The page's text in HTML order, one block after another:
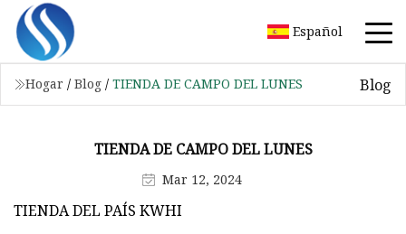
Español
Hogar / Blog / TIENDA DE CAMPO DEL LUNES Blog
TIENDA DE CAMPO DEL LUNES
Mar 12, 2024
TIENDA DEL PAÍS KWHI